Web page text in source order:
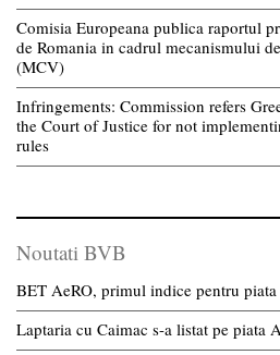
Comisia Europeana publica raportul
de Romania in cadrul mecanismului
(MCV)
Infringements: Commission refers
the Court of Justice for not
rules
Noutati BVB
BET AeRO, primul indice pentru
Laptaria cu Caimac s-a listat pe piata